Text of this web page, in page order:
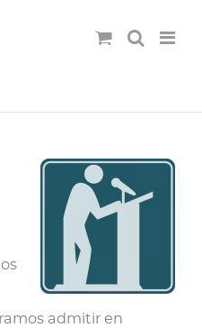
admitir en